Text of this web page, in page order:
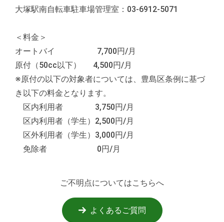
大塚駅南自転車駐車場管理室：03-6912-5071
＜料金＞
オートバイ 7,700円/月
原付（50cc以下） 4,500円/月
※原付の以下の対象者については、豊島区条例に基づ
き以下の料金となります。
区内利用者 3,750円/月
区内利用者（学生）2,500円/月
区外利用者（学生）3,000円/月
免除者 0円/月
ご不明点についてはこちらへ
よくあるご質問